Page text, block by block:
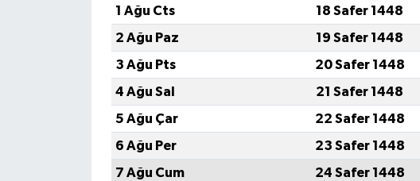
1 Ağu Cts
18 Safer 1448
2 Ağu Paz
19 Safer 1448
3 Ağu Pts
20 Safer 1448
4 Ağu Sal
21 Safer 1448
5 Ağu Çar
22 Safer 1448
6 Ağu Per
23 Safer 1448
7 Ağu Cum
24 Safer 1448